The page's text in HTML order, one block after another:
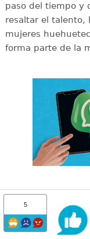
paso del tiempo y
resaltar el talento,
mujeres
forma parte de la
5